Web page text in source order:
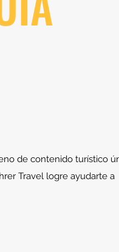
de contenido turístico
Travel logre ayudarte a